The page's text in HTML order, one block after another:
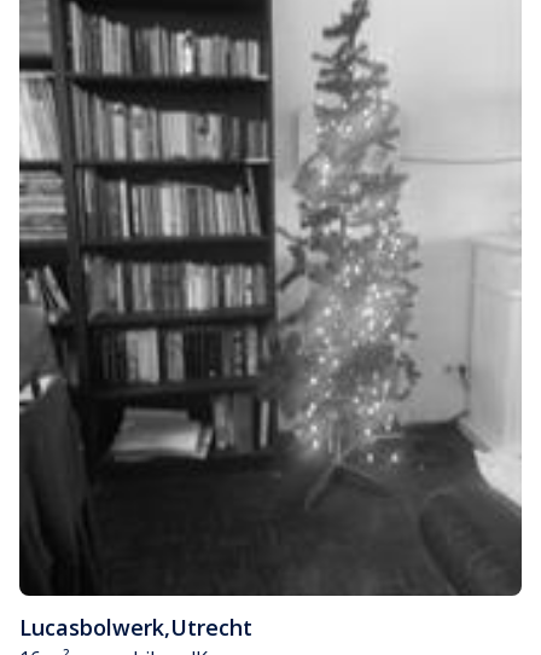
Lucasbolwerk,Utrecht